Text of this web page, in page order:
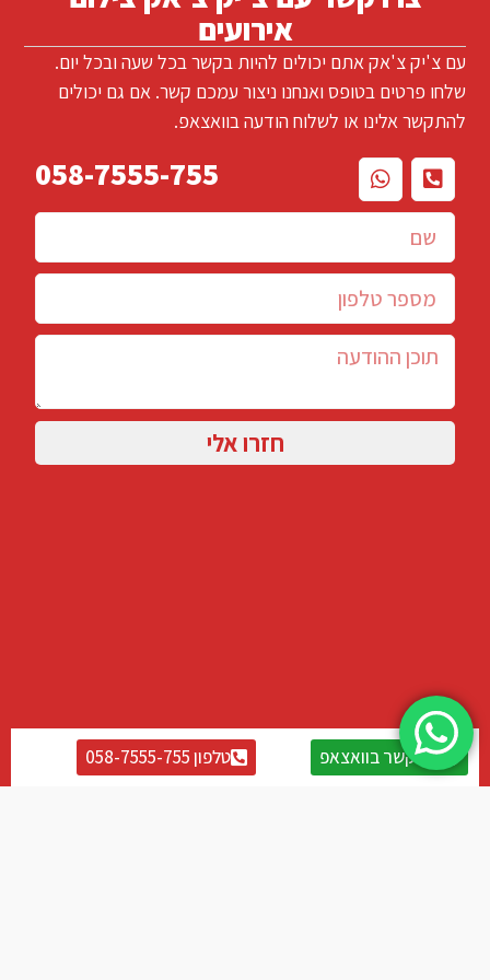
אירועים
עם צ'יק צ'אק אתם יכולים להיות בקשר בכל שעה ובכל יום.
שלחו פרטים בטופס ואנחנו ניצור עמכם קשר. אם גם יכולים
להתקשר אלינו או לשלוח הודעה בוואצאפ.
058-7555-755
חזרו אלי
צרו קשר בוואצאפ טלפון 058-7555-755